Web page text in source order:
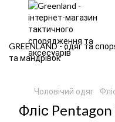
GREENLAND - одяг та
та мандрівок
Чоловічий одяг
Фліс